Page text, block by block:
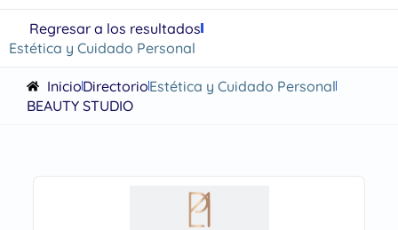
Regresar a los resultados
Estética y Cuidado Personal
InicioDirectorioEstética y Cuidado Personal
BEAUTY STUDIO